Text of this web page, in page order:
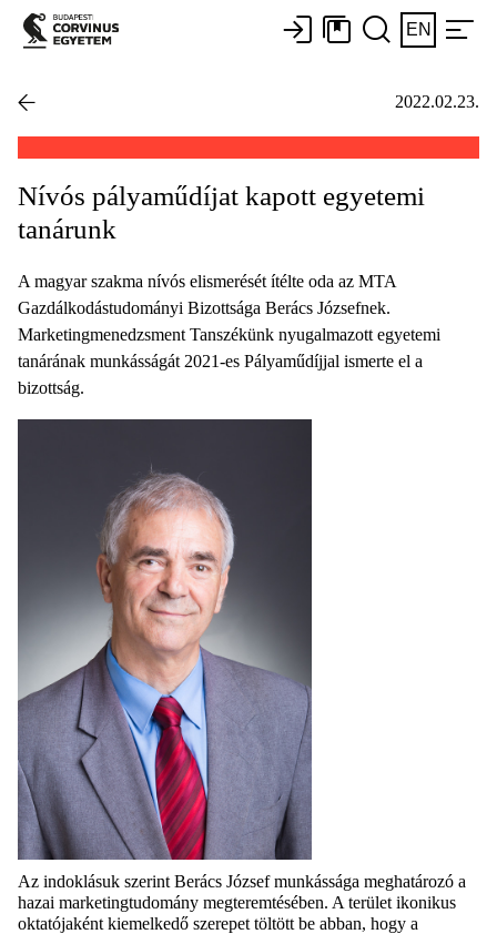
EN
2022.02.23.
Nívós pályaműdíjat kapott egyetemi
tanárunk
A magyar szakma nívós elismerését ítélte oda az MTA
Gazdálkodástudományi Bizottsága Berács Józsefnek.
Marketingmenedzsment Tanszékünk nyugalmazott egyetemi
tanárának munkásságát 2021-es Pályaműdíjjal ismerte el a
bizottság.
Az indoklásuk szerint Berács József munkássága meghatározó a
hazai marketingtudomány megteremtésében. A terület ikonikus
oktatójaként kiemelkedő szerepet töltött be abban, hogy a